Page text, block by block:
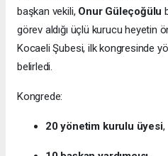
başkan vekili, Onur Güleçoğülu
görev aldığı üçlü kurucu heyetin
Kocaeli Şubesi, ilk kongresinde
belirledi.
Kongrede:
20 yönetim kurulu üyesi,